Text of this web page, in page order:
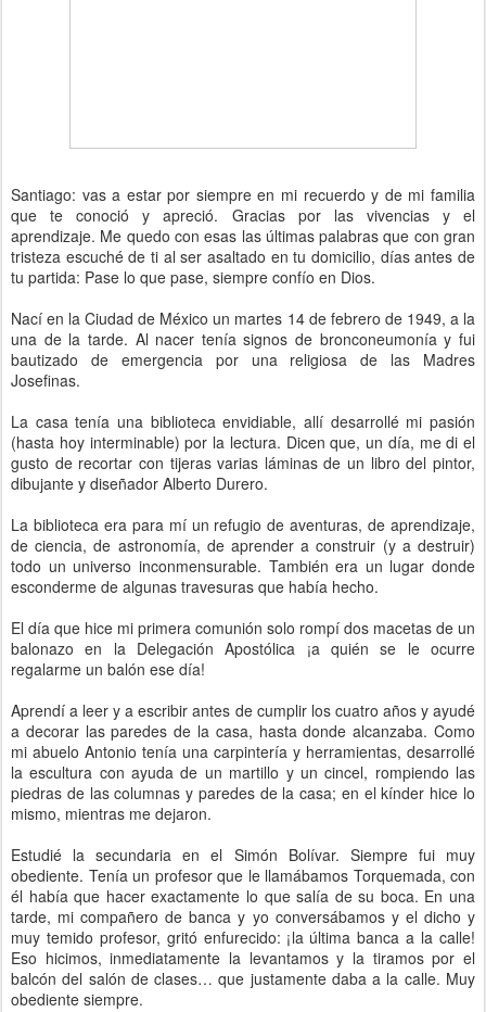
Santiago: vas a estar por siempre en mi recuerdo y de mi familia
que te conoció y apreció. Gracias por las vivencias y el
aprendizaje. Me quedo con esas las últimas palabras que con gran
tristeza escuché de ti al ser asaltado en tu domicilio, días antes de
tu partida: Pase lo que pase, siempre confío en Dios.
Nací en la Ciudad de México un martes 14 de febrero de 1949, a la
una de la tarde. Al nacer tenía signos de bronconeumonía y fui
bautizado de emergencia por una religiosa de las Madres
Josefinas.
La casa tenía una biblioteca envidiable, allí desarrollé mi pasión
(hasta hoy interminable) por la lectura. Dicen que, un día, me di el
gusto de recortar con tijeras varias láminas de un libro del pintor,
dibujante y diseñador Alberto Durero.
La biblioteca era para mí un refugio de aventuras, de aprendizaje,
de ciencia, de astronomía, de aprender a construir (y a destruir)
todo un universo inconmensurable. También era un lugar donde
esconderme de algunas travesuras que había hecho.
El día que hice mi primera comunión solo rompí dos macetas de un
balonazo en la Delegación Apostólica ¡a quién se le ocurre
regalarme un balón ese día!
Aprendí a leer y a escribir antes de cumplir los cuatro años y ayudé
a decorar las paredes de la casa, hasta donde alcanzaba. Como
mi abuelo Antonio tenía una carpintería y herramientas, desarrollé
la escultura con ayuda de un martillo y un cincel, rompiendo las
piedras de las columnas y paredes de la casa; en el kínder hice lo
mismo, mientras me dejaron.
Estudié la secundaria en el Simón Bolívar. Siempre fui muy
obediente. Tenía un profesor que le llamábamos Torquemada, con
él había que hacer exactamente lo que salía de su boca. En una
tarde, mi compañero de banca y yo conversábamos y el dicho y
muy temido profesor, gritó enfurecido: ¡la última banca a la calle!
Eso hicimos, inmediatamente la levantamos y la tiramos por el
balcón del salón de clases… que justamente daba a la calle. Muy
obediente siempre.